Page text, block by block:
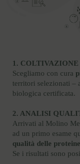
1.
Scegliamo con cura
territori selezionati –
biologica certificata.
2. ANALISI
Arrivati al Molino
ad un primo esame
qualità delle
Se i risultati sono